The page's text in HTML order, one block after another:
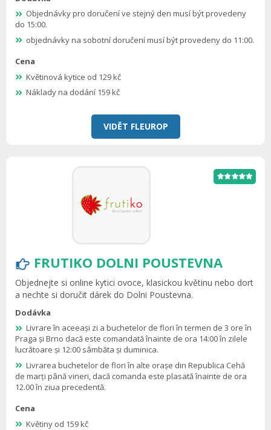
Objednávky pro doručení ve stejný den musí být provedeny
do 15:00.
objednávky na sobotní doručení musí být provedeny do 11:00.
Cena
Květinová kytice od 129 kč
Náklady na dodání 159 kč
VIDĚT FLEUROP
FRUTIKO DOLNI POUSTEVNA
Objednejte si online kytici ovoce, klasickou květinu nebo dort
a nechte si doručit dárek do Dolni Poustevna.
Dodávka
Livrare în aceeași zi a buchetelor de flori în termen de 3 ore în
Praga și Brno dacă este comandată înainte de ora 14:00 în zilele
lucrătoare și 12:00 sâmbăta și duminica.
Livrarea buchetelor de flori în alte orașe din Republica Cehă
de marți până vineri, dacă comanda este plasată înainte de ora
12.00 în ziua precedentă.
Cena
Květiny od 159 kč